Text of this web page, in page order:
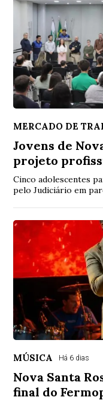
MERCADO DE
Jovens de
projeto
Cinco adolescentes
pelo Judiciário em
MÚSICA Há 6 dias
Nova Santa
final do